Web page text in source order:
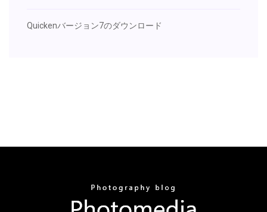
Quickenバージョン7のダウンロード